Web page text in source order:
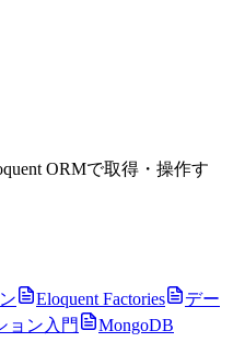
ORMで取得・操作す
Eloquent Factories
デー
ョン入門
MongoDB